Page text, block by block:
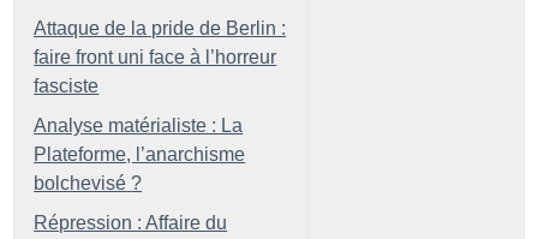
Attaque de la pride de Berlin :
faire front uni face à l’horreur
fasciste
Analyse matérialiste : La
Plateforme, l’anarchisme
bolchevisé ?
Répression : Affaire du